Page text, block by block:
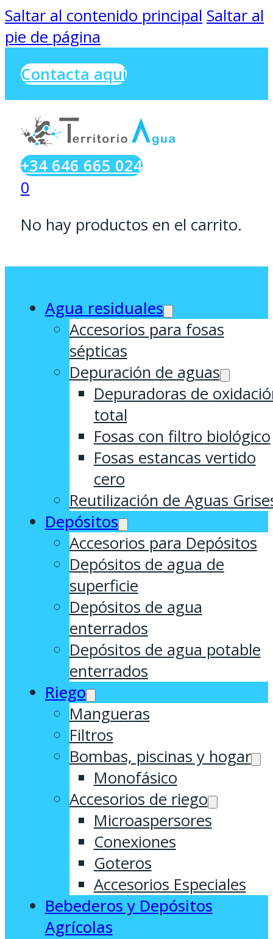
Saltar al contenido principal Saltar al
pie de página
Contacta aqui
+34 646 665 024
0
No hay productos en el carrito.
Agua residuales
Accesorios para fosas
sépticas
Depuración de aguas
Depuradoras de
total
Fosas con filtro biológico
Fosas estancas vertido
cero
Reutilización de Aguas
Depósitos
Accesorios para Depósitos
Depósitos de agua de
superficie
Depósitos de agua
enterrados
Depósitos de agua potable
enterrados
Riego
Mangueras
Filtros
Bombas, piscinas y hogar
Monofásico
Accesorios de riego
Microaspersores
Conexiones
Goteros
Accesorios Especiales
Bebederos y Depósitos
Agrícolas